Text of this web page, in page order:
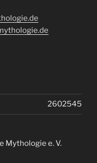
2602545
Mythologie e. V.